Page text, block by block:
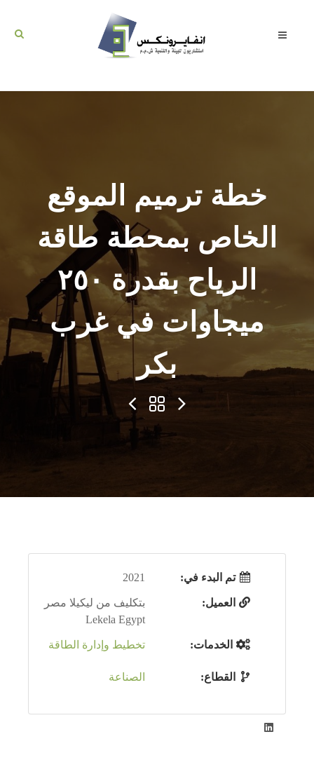
خطة ترميم الموقع
الخاص بمحطة طاقة
الرياح بقدرة ۲٥۰
ميجاوات في غرب
بكر
تم البدء في: 2021
العميل:
بتكليف من ليكيلا مصر
Lekela Egypt
الخدمات: تخطيط وإدارة الطاقة
القطاع: الصناعة